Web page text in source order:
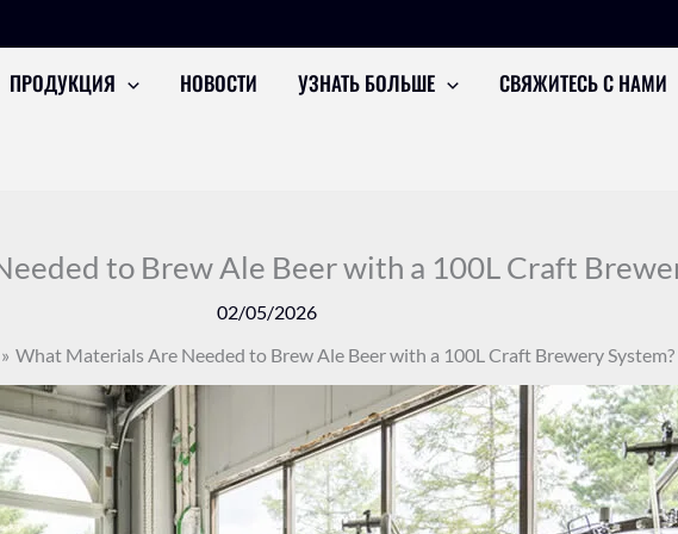
ПРОДУКЦИЯ НОВОСТИ УЗНАТЬ БОЛЬШЕ СВЯЖИТЕСЬ С НАМИ
to Brew Ale Beer with a 100L Craft
02/05/2026
What Materials Are Needed to Brew Ale Beer with a 100L Craft Brewery System?